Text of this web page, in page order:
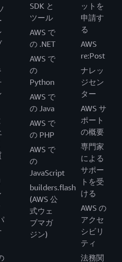
SDK と
ツール
AWS で
の .NET
AWS で
の
Python
AWS で
の Java
AWS で
の PHP
AWS で
の
JavaScript
builders.flash
(AWS 公
式ウェ
ブマガ
ジン)
ットを
申請す
る
AWS
re:Post
ナレッ
ジセン
ター
AWS サ
ポート
の概要
専門家
による
サポー
トを受
ける
AWS の
アクセ
シビリ
ティ
法務関